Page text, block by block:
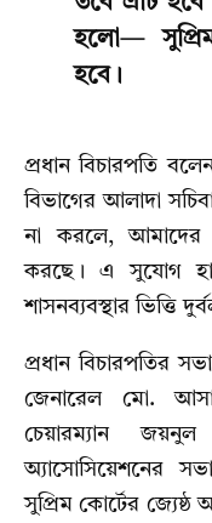
হলো—
হবে।
প্রধান বিচারপতি
বিভাগের আলাদা
না করলে, আমাদের
করছে। এ সুযোগ
শাসনব্যবস্থার ভিত্তি
প্রধান বিচারপতির
জেনারেল মো.
চেয়ারম্যান
অ্যাসোসিয়েশনের
সুপ্রিম কোর্টের জ্যেষ্ঠ